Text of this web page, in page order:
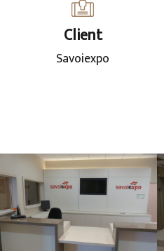
Client
Savoiexpo